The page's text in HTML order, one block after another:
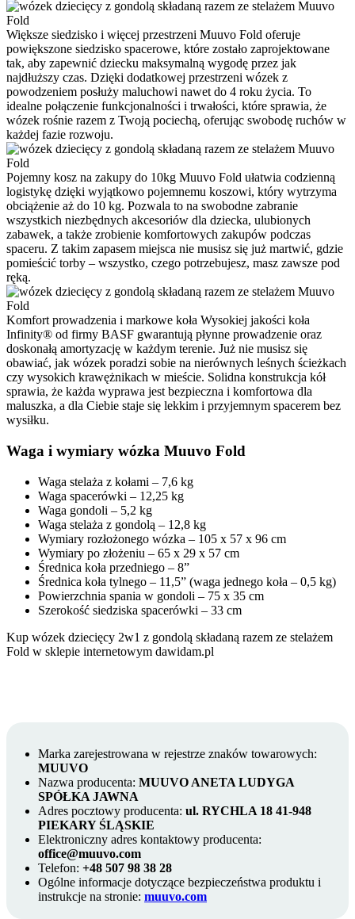
Większe siedzisko i więcej przestrzeni Muuvo Fold oferuje
powiększone siedzisko spacerowe, które zostało zaprojektowane
tak, aby zapewnić dziecku maksymalną wygodę przez jak
najdłuższy czas. Dzięki dodatkowej przestrzeni wózek z
powodzeniem posłuży maluchowi nawet do 4 roku życia. To
idealne połączenie funkcjonalności i trwałości, które sprawia, że
wózek rośnie razem z Twoją pociechą, oferując swobodę ruchów w
każdej fazie rozwoju.
Pojemny kosz na zakupy do 10kg Muuvo Fold ułatwia codzienną
logistykę dzięki wyjątkowo pojemnemu koszowi, który wytrzyma
obciążenie aż do 10 kg. Pozwala to na swobodne zabranie
wszystkich niezbędnych akcesoriów dla dziecka, ulubionych
zabawek, a także zrobienie komfortowych zakupów podczas
spaceru. Z takim zapasem miejsca nie musisz się już martwić, gdzie
pomieścić torby – wszystko, czego potrzebujesz, masz zawsze pod
ręką.
Komfort prowadzenia i markowe koła Wysokiej jakości koła
Infinity® od firmy BASF gwarantują płynne prowadzenie oraz
doskonałą amortyzację w każdym terenie. Już nie musisz się
obawiać, jak wózek poradzi sobie na nierównych leśnych ścieżkach
czy wysokich krawężnikach w mieście. Solidna konstrukcja kół
sprawia, że każda wyprawa jest bezpieczna i komfortowa dla
maluszka, a dla Ciebie staje się lekkim i przyjemnym spacerem bez
wysiłku.
Waga i wymiary wózka Muuvo Fold
Waga stelaża z kołami – 7,6 kg
Waga spacerówki – 12,25 kg
Waga gondoli – 5,2 kg
Waga stelaża z gondolą – 12,8 kg
Wymiary rozłożonego wózka – 105 x 57 x 96 cm
Wymiary po złożeniu – 65 x 29 x 57 cm
Średnica koła przedniego – 8”
Średnica koła tylnego – 11,5” (waga jednego koła – 0,5 kg)
Powierzchnia spania w gondoli – 75 x 35 cm
Szerokość siedziska spacerówki – 33 cm
Kup wózek dziecięcy 2w1 z gondolą składaną razem ze stelażem
Fold w sklepie internetowym dawidam.pl
Marka zarejestrowana w rejestrze znaków towarowych:
MUUVO
Nazwa producenta: MUUVO ANETA LUDYGA
SPÓŁKA JAWNA
Adres pocztowy producenta: ul. RYCHLA 18 41-948
PIEKARY ŚLĄSKIE
Elektroniczny adres kontaktowy producenta:
office@muuvo.com
Telefon: +48 507 98 38 28
Ogólne informacje dotyczące bezpieczeństwa produktu i
instrukcje na stronie: muuvo.com